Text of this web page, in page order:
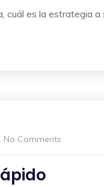
cuál es la estrategia a
No Comments